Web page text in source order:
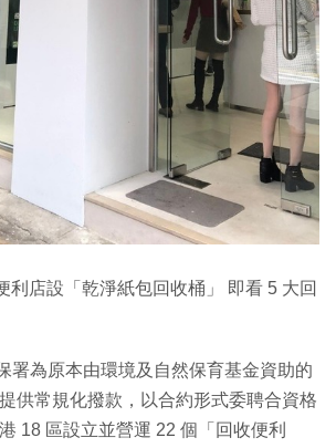
利店設「乾淨紙包回收桶」 即看 5 大回
署為原本由環境及自然保育基金資助的
供常規化撥款，以合約形式委聘合資格
18 區設立並營運 22 個「回收便利